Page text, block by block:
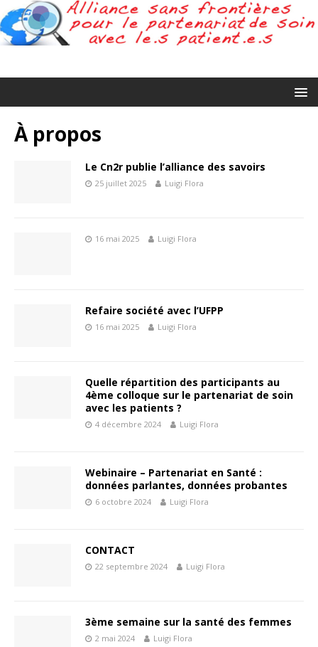
À propos
Le Cn2r publie l’alliance des savoirs
25 juillet 2025 Luigi Flora
16 mai 2025 Luigi Flora
Refaire société avec l’UFPP
16 mai 2025 Luigi Flora
Quelle répartition des participants au
4ème colloque sur le partenariat de soin
avec les patients ?
4 décembre 2024 Luigi Flora
Webinaire – Partenariat en Santé :
données parlantes, données probantes
6 octobre 2024 Luigi Flora
CONTACT
22 septembre 2024 Luigi Flora
3ème semaine sur la santé des femmes
2 mai 2024 Luigi Flora